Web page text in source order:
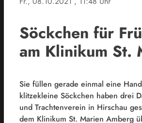
Söckchen für
am Klinikum St.
Sie füllen gerade einmal eine
klitzekleine Söckchen haben drei
und Trachtenverein in Hirschau
dem Klinikum St. Marien Amberg